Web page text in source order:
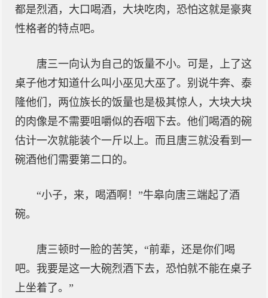
都是烈酒，大口喝酒，大块吃肉，恐怕这就是豪爽
性格者的特点吧。
唐三一向认为自己的饭量不小。可是，上了这
桌子他才知道什么叫小巫见大巫了。别说牛奔、泰
隆他们，两位族长的饭量也是极其惊人，大块大块
的肉像是不需要咀嚼似的吞咽下去。他们喝酒的碗
估计一次就能装个一斤以上。而且唐三就没看到一
碗酒他们需要第二口的。
“小子，来，喝酒啊！”牛皋向唐三端起了酒
碗。
唐三顿时一脸的苦笑，“前辈，还是你们喝
吧。我要是这一大碗烈酒下去，恐怕就不能在桌子
上坐着了。”